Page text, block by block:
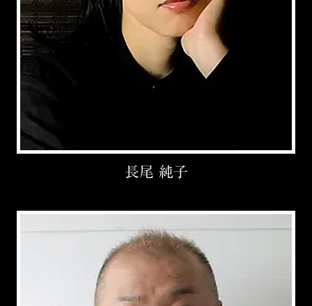
長尾 純子